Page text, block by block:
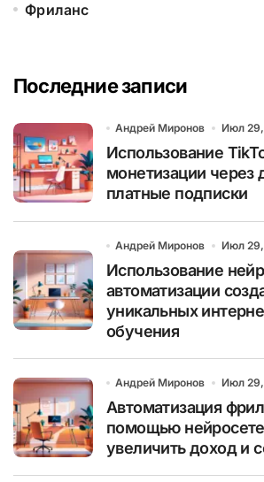
Фриланс
Последние записи
Андрей Миронов Июл
Использование
монетизации через
платные подписки
Андрей Миронов Июл
Использование
автоматизации
уникальных
обучения
Андрей Миронов Июл
Автоматизация
помощью
увеличить доход и